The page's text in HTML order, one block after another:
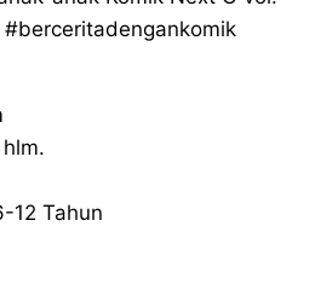
#berceritadengankomik
12 Tahun